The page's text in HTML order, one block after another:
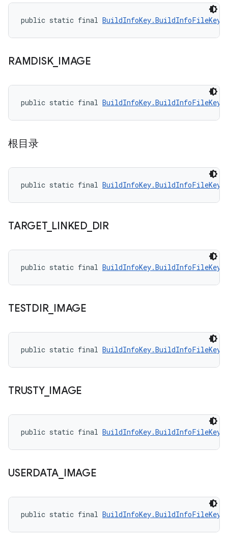
public static final BuildInfoKey.BuildInfoFileKey
RAMDISK_ IMAGE
public static final BuildInfoKey.BuildInfoFileKey
根目录
public static final BuildInfoKey.BuildInfoFileKey
TARGET_ LINKED_ DIR
public static final BuildInfoKey.BuildInfoFileKey
TESTDIR_ IMAGE
public static final BuildInfoKey.BuildInfoFileKey
TRUSTY_ IMAGE
public static final BuildInfoKey.BuildInfoFileKey
USERDATA IMAGE
public static final BuildInfoKey.BuildInfoFileKey